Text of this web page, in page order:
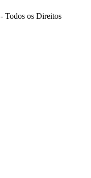
Todos os Direitos